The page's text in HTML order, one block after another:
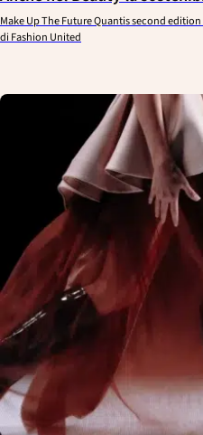
Make Up The Future Quantis second
di Fashion United